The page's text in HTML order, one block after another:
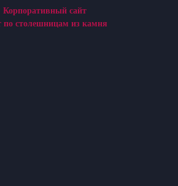
Корпоративный сайт
по столешницам из камня